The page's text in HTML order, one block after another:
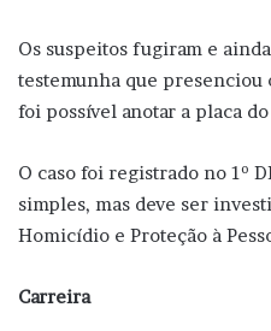
Os suspeitos fugiram e
testemunha que presenciou
foi possível anotar a placa
O caso foi registrado no 1º
simples, mas deve ser
Homicídio e Proteção à
Carreira